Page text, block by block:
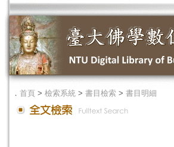
． 首頁 > 檢索系統 > 書目檢索 > 書目明細